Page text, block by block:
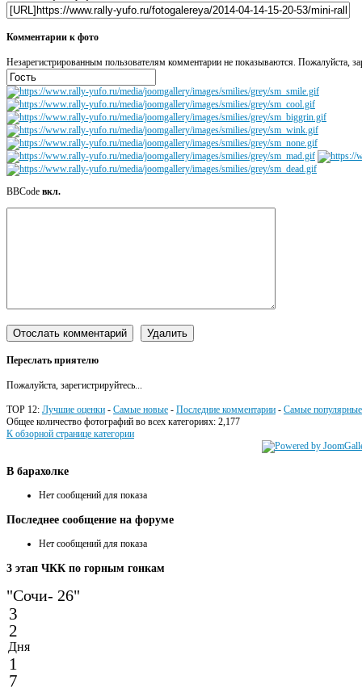
Комментарии к фото
Незарегистрированным пользователям комментарии не показываются. Пожалуйста,
BBCode вкл.
Переслать приятелю
Пожалуйста, зарегистрируйтесь...
TOP 12: Лучшие оценки - Самые новые - Последние комментарии - Самые популярные
Общее количество фотографий во всех категориях: 2,177
К обзорной странице категории
В барахолке
Нет сообщений для показа
Последнее сообщение на форуме
Нет сообщений для показа
3 этап ЧКК по горным гонкам
"Сочи- 26"
3
2
Дня
1
7